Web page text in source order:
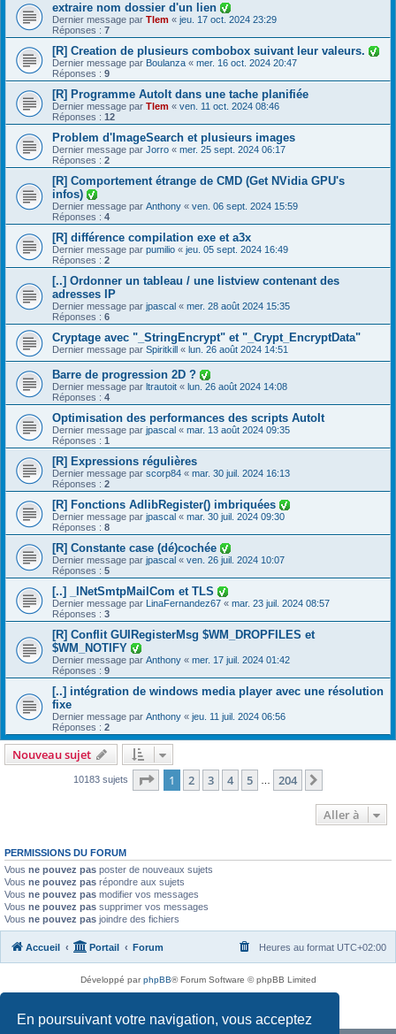
En poursuivant votre navigation, vous acceptez
extraire nom dossier d'un lien
Dernier message par Tlem « jeu. 17 oct. 2024 23:29
Réponses : 7
[R] Creation de plusieurs combobox suivant leur valeurs.
Dernier message par Boulanza « mer. 16 oct. 2024 20:47
Réponses : 9
[R] Programme AutoIt dans une tache planifiée
Dernier message par Tlem « ven. 11 oct. 2024 08:46
Réponses : 12
Problem d'ImageSearch et plusieurs images
Dernier message par Jorro « mer. 25 sept. 2024 06:17
Réponses : 2
[R] Comportement étrange de CMD (Get NVidia GPU's
infos)
Dernier message par Anthony « ven. 06 sept. 2024 15:59
Réponses : 4
[R] différence compilation exe et a3x
Dernier message par pumilio « jeu. 05 sept. 2024 16:49
Réponses : 2
[..] Ordonner un tableau / une listview contenant des
adresses IP
Dernier message par jpascal « mer. 28 août 2024 15:35
Réponses : 6
Cryptage avec "_StringEncrypt" et "_Crypt_EncryptData"
Dernier message par Spiritkill « lun. 26 août 2024 14:51
Barre de progression 2D ?
Dernier message par ltrautoit « lun. 26 août 2024 14:08
Réponses : 4
Optimisation des performances des scripts AutoIt
Dernier message par jpascal « mar. 13 août 2024 09:35
Réponses : 1
[R] Expressions régulières
Dernier message par scorp84 « mar. 30 juil. 2024 16:13
Réponses : 2
[R] Fonctions AdlibRegister() imbriquées
Dernier message par jpascal « mar. 30 juil. 2024 09:30
Réponses : 8
[R] Constante case (dé)cochée
Dernier message par jpascal « ven. 26 juil. 2024 10:07
Réponses : 5
[..] _INetSmtpMailCom et TLS
Dernier message par LinaFernandez67 « mar. 23 juil. 2024 08:57
Réponses : 3
[R] Conflit GUIRegisterMsg $WM_DROPFILES et
$WM_NOTIFY
Dernier message par Anthony « mer. 17 juil. 2024 01:42
Réponses : 9
[..] intégration de windows media player avec une résolution
fixe
Dernier message par Anthony « jeu. 11 juil. 2024 06:56
Réponses : 2
Nouveau sujet
10183 sujets Page 1sur204
1 2 3 4 5 204
Aller à
PERMISSIONS DU FORUM
Vous ne pouvez pas poster de nouveaux sujets
Vous ne pouvez pas répondre aux sujets
Vous ne pouvez pas modifier vos messages
Vous ne pouvez pas supprimer vos messages
Vous ne pouvez pas joindre des fichiers
Accueil Portail Forum Heures au format UTC+02:00
Développé parphpBB® Forum Software © phpBB Limited
Traduit parphpBB-fr.com